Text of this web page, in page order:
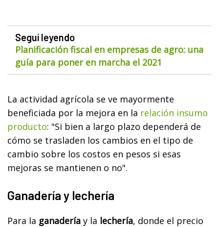
Seguí leyendo
Planificación fiscal en empresas de agro: una
guía para poner en marcha el 2021
La actividad agrícola se ve mayormente
beneficiada por la mejora en la relación insumo
producto: "Si bien a largo plazo dependerá de
cómo se trasladen los cambios en el tipo de
cambio sobre los costos en pesos si esas
mejoras se mantienen o no".
Ganadería y lechería
Para la ganadería y la lechería, donde el precio